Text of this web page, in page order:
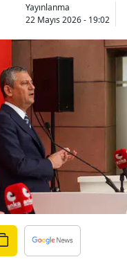
Yayınlanma
22 Mayıs 2026 - 19:02